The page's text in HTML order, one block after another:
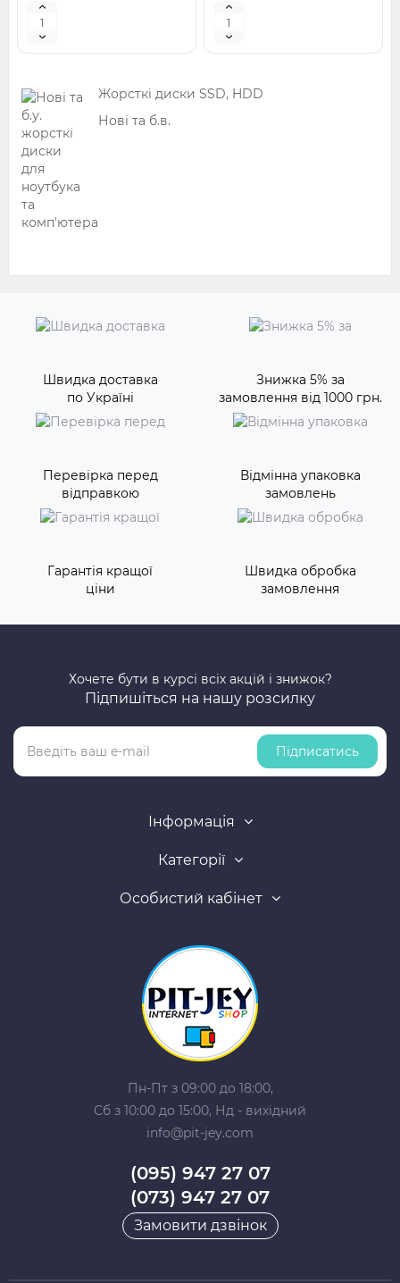
Жорсткі диски SSD, HDD
Нові та б.в.
Швидка доставка
по Україні
Знижка 5% за
замовлення від 1000 грн.
Перевірка перед
відправкою
Відмінна упаковка
замовлень
Гарантія кращої
ціни
Швидка обробка
замовлення
Хочете бути в курсі всіх акцій і знижок?
Підпишіться на нашу розсилку
Підписатись
Інформація
Категорії
Особистий кабінет
Пн-Пт з 09:00 до 18:00,
Сб з 10:00 до 15:00, Нд - вихідний
info@pit-jey.com
(095) 947 27 07
(073) 947 27 07
Замовити дзвінок